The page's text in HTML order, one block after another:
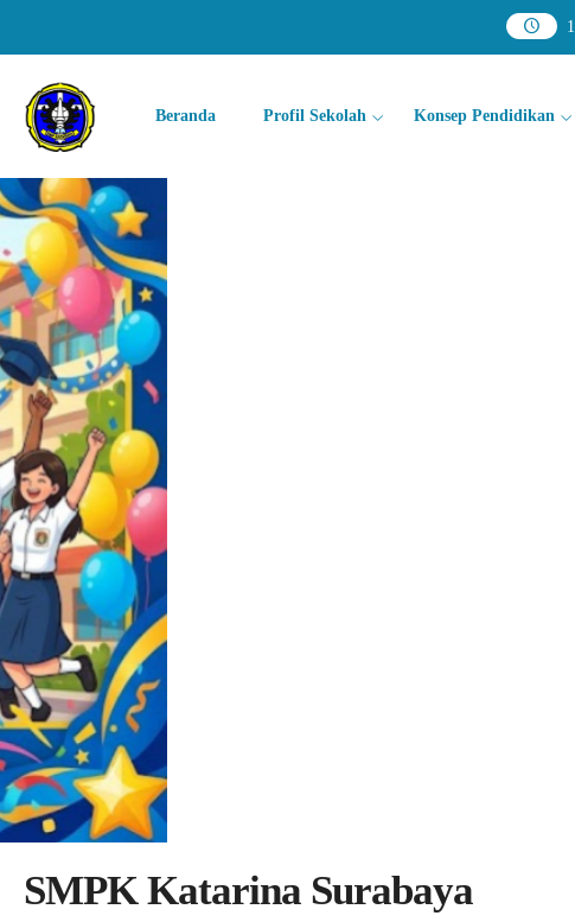
Beranda Profil Sekolah Konsep Pendidikan
SMPK Katarina Surabaya